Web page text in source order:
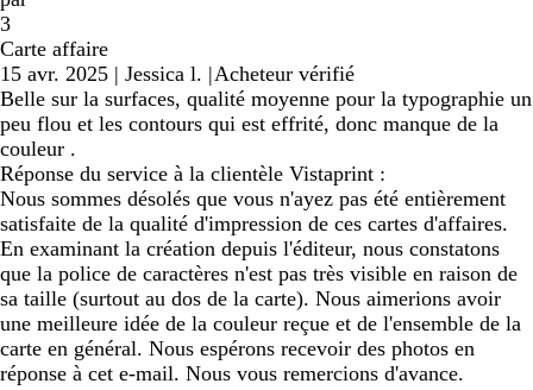
3
Carte affaire
15 avr. 2025 | Jessica l. |Acheteur vérifié
Belle sur la surfaces, qualité moyenne pour la typographie un
peu flou et les contours qui est effrité, donc manque de la
couleur .
Réponse du service à la clientèle Vistaprint :
Nous sommes désolés que vous n'ayez pas été entièrement
satisfaite de la qualité d'impression de ces cartes d'affaires.
En examinant la création depuis l'éditeur, nous constatons
que la police de caractères n'est pas très visible en raison de
sa taille (surtout au dos de la carte). Nous aimerions avoir
une meilleure idée de la couleur reçue et de l'ensemble de la
carte en général. Nous espérons recevoir des photos en
réponse à cet e-mail. Nous vous remercions d'avance.